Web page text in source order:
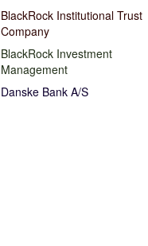
BlackRock Institutional Trust
Company
BlackRock Investment
Management
Danske Bank A/S